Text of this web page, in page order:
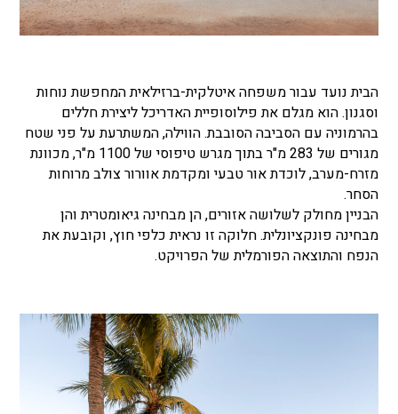
הבית נועד עבור משפחה איטלקית-ברזילאית המחפשת נוחות
וסגנון. הוא מגלם את פילוסופיית האדריכל ליצירת חללים
בהרמוניה עם הסביבה הסובבת. הווילה, המשתרעת על פני שטח
מגורים של 283 מ"ר בתוך מגרש טיפוסי של 1100 מ"ר, מכוונת
מזרח-מערב, לוכדת אור טבעי ומקדמת אוורור צולב מרוחות
הסחר.
הבניין מחולק לשלושה אזורים, הן מבחינה גיאומטרית והן
מבחינה פונקציונלית. חלוקה זו נראית כלפי חוץ, וקובעת את
הנפח והתוצאה הפורמלית של הפרויקט.